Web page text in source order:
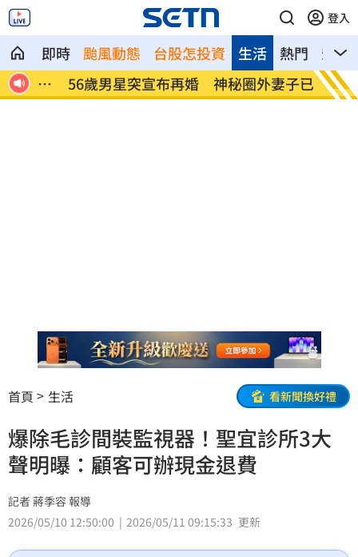
登入
即時 颱風動態 台股怎投資 熱門 影音
生活
內
56歲男星突宣布再婚 神秘圈外妻子已懷
孕
綠5戰
首頁 生活 看新聞換好禮
爆除毛診間裝監視器！聖宜診所3大
聲明曝：顧客可辦現金退費
記者 蔣季容 報導
2026/05/10 12:50:00
2026/05/11 09:15:33 更新